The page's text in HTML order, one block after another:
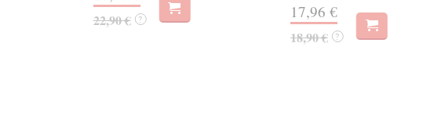
22,90 € ? 17,96 €
18,90 € ?